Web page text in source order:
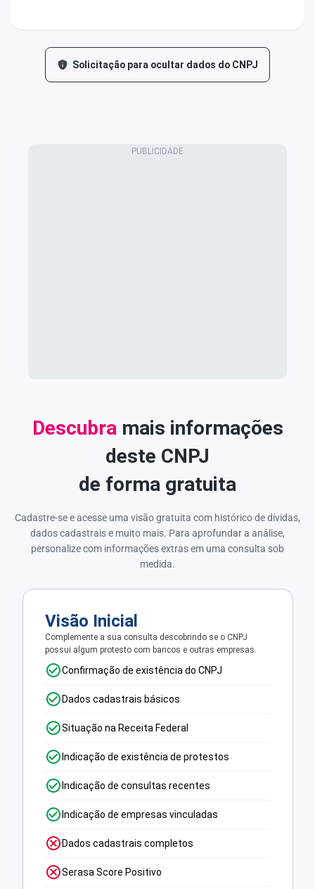
Solicitação para ocultar dados do CNPJ
Descubra mais informações
deste CNPJ
de forma gratuita
Cadastre-se e acesse uma visão gratuita com histórico de dívidas,
dados cadastrais e muito mais. Para aprofundar a análise,
personalize com informações extras em uma consulta sob
medida.
Visão Inicial
Complemente a sua consulta descobrindo se o CNPJ
possui algum protesto com bancos e outras empresas.
Confirmação de existência do CNPJ
Dados cadastrais básicos
Situação na Receita Federal
Indicação de existência de protestos
Indicação de consultas recentes
Indicação de empresas vinculadas
Dados cadastrais completos
Serasa Score Positivo